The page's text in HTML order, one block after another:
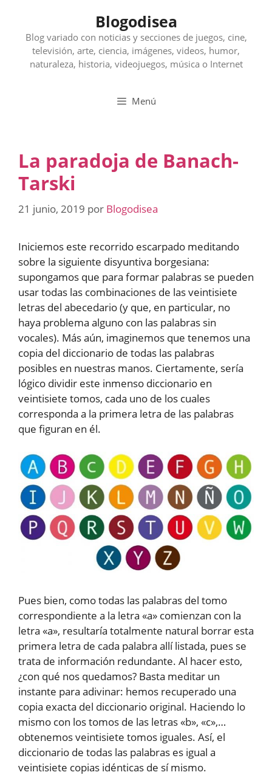
contenido
Blogodisea
Blog variado con noticias y secciones de juegos, cine,
televisión, arte, ciencia, imágenes, videos, humor,
naturaleza, historia, videojuegos, música o Internet
Menú
La paradoja de Banach-
Tarski
21 junio, 2019 por Blogodisea
Iniciemos este recorrido escarpado meditando
sobre la siguiente disyuntiva borgesiana:
supongamos que para formar palabras se pueden
usar todas las combinaciones de las veintisiete
letras del abecedario (y que, en particular, no
haya problema alguno con las palabras sin
vocales). Más aún, imaginemos que tenemos una
copia del diccionario de todas las palabras
posibles en nuestras manos. Ciertamente, sería
lógico dividir este inmenso diccionario en
veintisiete tomos, cada uno de los cuales
corresponda a la primera letra de las palabras
que figuran en él.
Pues bien, como todas las palabras del tomo
correspondiente a la letra «a» comienzan con la
letra «a», resultaría totalmente natural borrar esta
primera letra de cada palabra allí listada, pues se
trata de información redundante. Al hacer esto,
¿con qué nos quedamos? Basta meditar un
instante para adivinar: hemos recuperado una
copia exacta del diccionario original. Haciendo lo
mismo con los tomos de las letras «b», «c»,…
obtenemos veintisiete tomos iguales. Así, el
diccionario de todas las palabras es igual a
veintisiete copias idénticas de sí mismo.